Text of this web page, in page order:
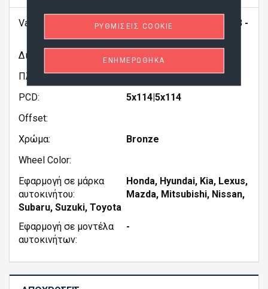
Variation:
17x7.0 (Semi 53) 5H-114.3 -
AMG
Διάμετρος:
17|17"
Πλάτος:
70|7"
PCD:
5x114|5x114
Offset:
Χρώμα:
Bronze
Wheel Color:
Εφαρμογή σε μάρκα
αυτοκινήτου:
Honda, Hyundai, Kia, Lexus,
Mazda, Mitsubishi, Nissan,
Subaru, Suzuki, Toyota
Εφαρμογή σε μοντέλα
αυτοκινήτων:
-
ΡΥΘΜΊΣΕΙΣ COOKIE
ΕΝΗΜΕΡΏΘΗΚΑ